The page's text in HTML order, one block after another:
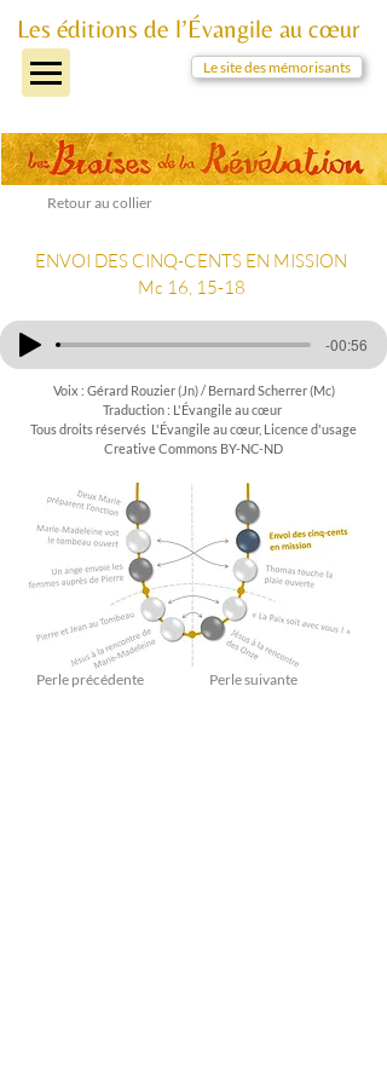
Les éditions de l’Évangile au cœur
Le site des mémorisants
Retour au collier
ENVOI DES CINQ-CENTS EN MISSION
Mc 16, 15-18
-00:56
Perle suivante
Perle précédente
Voix : Gérard Rouzier (Jn) / Bernard Scherrer (Mc)
Traduction : L'Évangile au cœur
Tous droits réservés L'Évangile au cœur, Licence d'usage
Creative Commons BY-NC-ND